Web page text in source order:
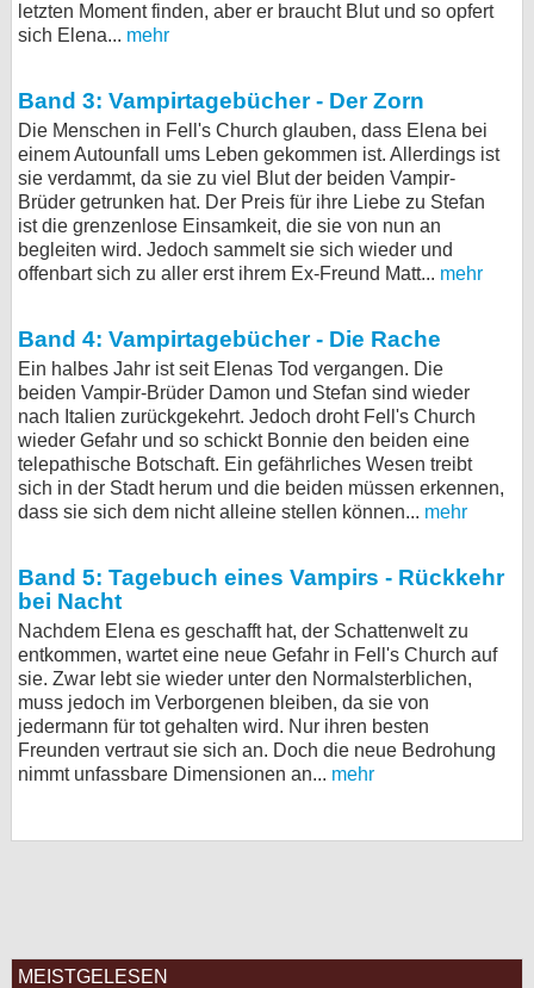
letzten Moment finden, aber er braucht Blut und so opfert
sich Elena... mehr
Band 3: Vampirtagebücher - Der Zorn
Die Menschen in Fell's Church glauben, dass Elena bei
einem Autounfall ums Leben gekommen ist. Allerdings ist
sie verdammt, da sie zu viel Blut der beiden Vampir-
Brüder getrunken hat. Der Preis für ihre Liebe zu Stefan
ist die grenzenlose Einsamkeit, die sie von nun an
begleiten wird. Jedoch sammelt sie sich wieder und
offenbart sich zu aller erst ihrem Ex-Freund Matt... mehr
Band 4: Vampirtagebücher - Die Rache
Ein halbes Jahr ist seit Elenas Tod vergangen. Die
beiden Vampir-Brüder Damon und Stefan sind wieder
nach Italien zurückgekehrt. Jedoch droht Fell's Church
wieder Gefahr und so schickt Bonnie den beiden eine
telepathische Botschaft. Ein gefährliches Wesen treibt
sich in der Stadt herum und die beiden müssen erkennen,
dass sie sich dem nicht alleine stellen können... mehr
Band 5: Tagebuch eines Vampirs - Rückkehr
bei Nacht
Nachdem Elena es geschafft hat, der Schattenwelt zu
entkommen, wartet eine neue Gefahr in Fell's Church auf
sie. Zwar lebt sie wieder unter den Normalsterblichen,
muss jedoch im Verborgenen bleiben, da sie von
jedermann für tot gehalten wird. Nur ihren besten
Freunden vertraut sie sich an. Doch die neue Bedrohung
nimmt unfassbare Dimensionen an... mehr
MEISTGELESEN